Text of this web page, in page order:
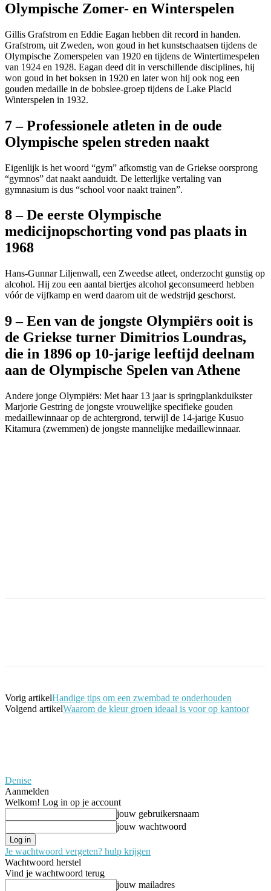
Olympische Zomer- en Winterspelen
Gillis Grafstrom en Eddie Eagan hebben dit record in handen.
Grafstrom, uit Zweden, won goud in het kunstschaatsen tijdens de
Olympische Zomerspelen van 1920 en tijdens de Wintertimespelen
van 1924 en 1928. Eagan deed dit in verschillende disciplines, hij
won goud in het boksen in 1920 en later won hij ook nog een
gouden medaille in de bobslee-groep tijdens de Lake Placid
Winterspelen in 1932.
7 – Professionele atleten in de oude
Olympische spelen streden naakt
Eigenlijk is het woord “gym” afkomstig van de Griekse oorsprong
“gymnos” dat naakt aanduidt. De letterlijke vertaling van
gymnasium is dus “school voor naakt trainen”.
8 – De eerste Olympische
medicijnopschorting vond pas plaats in
1968
Hans-Gunnar Liljenwall, een Zweedse atleet, onderzocht gunstig op
alcohol. Hij zou een aantal biertjes alcohol geconsumeerd hebben
vóór de vijfkamp en werd daarom uit de wedstrijd geschorst.
9 – Een van de jongste Olympiërs ooit is
de Griekse turner Dimitrios Loundras,
die in 1896 op 10-jarige leeftijd deelnam
aan de Olympische Spelen van Athene
Andere jonge Olympiërs: Met haar 13 jaar is springplankduikster
Marjorie Gestring de jongste vrouwelijke specifieke gouden
medaillewinnaar op de achtergrond, terwijl de 14-jarige Kusuo
Kitamura (zwemmen) de jongste mannelijke medaillewinnaar.
Vorig artikelHandige tips om een zwembad te onderhouden
Volgend artikelWaarom de kleur groen ideaal is voor op kantoor
Denise
Aanmelden
Welkom! Log in op je account
jouw gebruikersnaam
jouw wachtwoord
Je wachtwoord vergeten? hulp krijgen
Wachtwoord herstel
Vind je wachtwoord terug
jouw mailadres